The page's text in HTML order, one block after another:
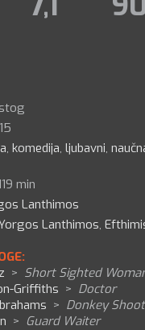
, komedija, ljubavni,
min
Lanthimos
Lanthimos,
> Short Sighted
Griffiths > Doctor
> Donkey
> Guard Waiter